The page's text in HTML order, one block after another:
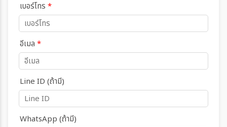
เบอร์โทร *
อีเมล *
Line ID (ถ้ามี)
WhatsApp (ถ้ามี)